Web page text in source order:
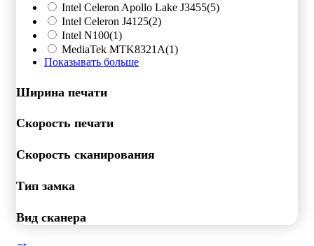
Intel Celeron Apollo Lake J3455(5)
Intel Celeron J4125(2)
Intel N100(1)
MediaTek MTK8321A(1)
Показывать больше
Ширина печати
Скорость печати
Скорость сканирования
Тип замка
Вид сканера